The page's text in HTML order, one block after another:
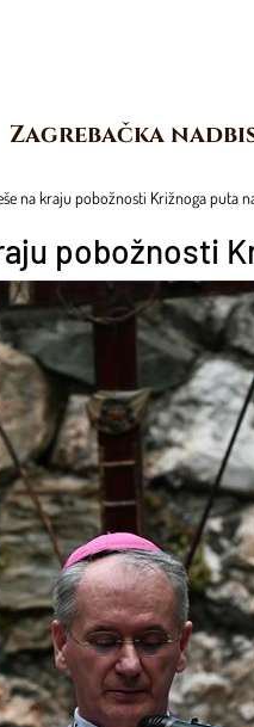
Zagrebačka
na kraju pobožnosti Križnoga puta
pobožnosti